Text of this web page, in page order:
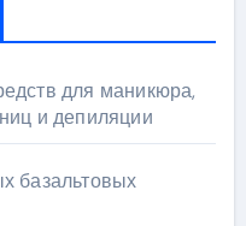
для маникюра,
и депиляции
базальтовых